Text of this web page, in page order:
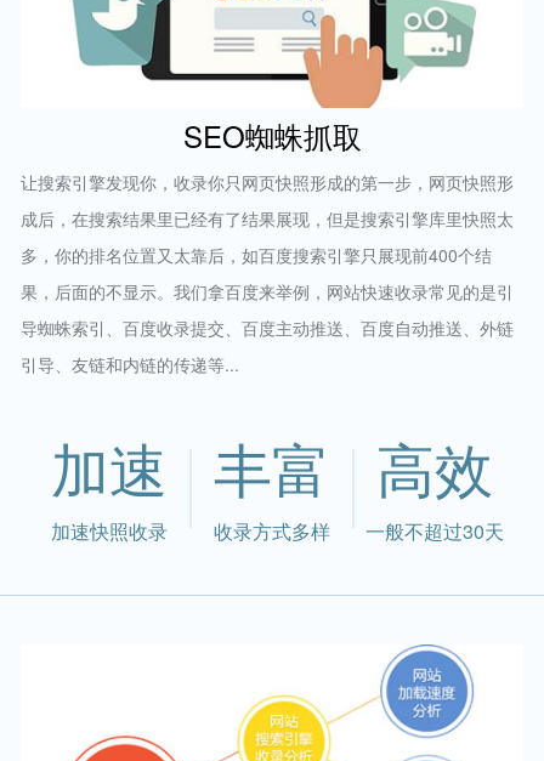
SEO蜘蛛抓取
让搜索引擎发现你，收录你只网页快照形成的第一步，网页快照形
成后，在搜索结果里已经有了结果展现，但是搜索引擎库里快照太
多，你的排名位置又太靠后，如百度搜索引擎只展现前400个结
果，后面的不显示。我们拿百度来举例，网站快速收录常见的是引
导蜘蛛索引、百度收录提交、百度主动推送、百度自动推送、外链
引导、友链和内链的传递等...
加速
加速快照收录
丰富
收录方式多样
高效
一般不超过30天